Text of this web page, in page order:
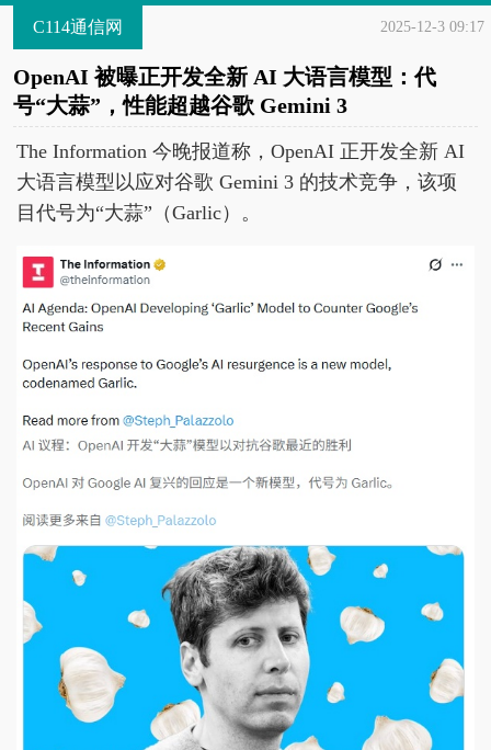
C114通信网 2025-12-3 09:17
OpenAI 被曝正开发全新 AI 大语言模型：代
号“大蒜”，性能超越谷歌 Gemini 3
The Information 今晚报道称，OpenAI 正开发全新 AI
大语言模型以应对谷歌 Gemini 3 的技术竞争，该项
目代号为“大蒜”（Garlic）。